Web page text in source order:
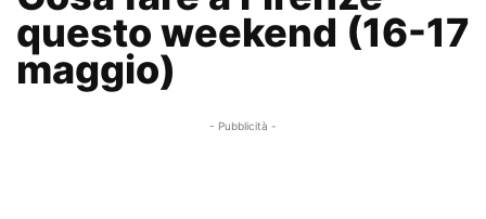
questo weekend (16-17
maggio)
- Pubblicità -